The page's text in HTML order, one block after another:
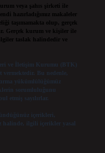
veya şahıs şirketi ile
hazırladığımız makaleler
taşımamakta olup, gerçek
Gerçek kurum ve kişiler ile
taslak halindedir ve
ve İletişim Kurumu (BTK)
vermektedir. Bu nedenle,
yükümlülüğümüz
sorumluluğunu
etmiş sayılırlar.
içerikleri,
ilgili içerikler yasal